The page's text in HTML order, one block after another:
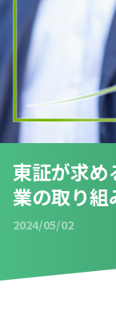
東証が求め
業の取り組
2024/05/02